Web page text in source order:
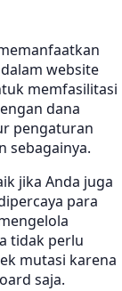
website
memfasilitasi
dana
pengaturan
sebagainya.
jika Anda juga
para
tidak perlu
mutasi karena
saja.